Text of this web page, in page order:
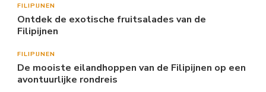
FILIPIJNEN
Ontdek de exotische fruitsalades van de
Filipijnen
FILIPIJNEN
De mooiste eilandhoppen van de Filipijnen op een
avontuurlijke rondreis